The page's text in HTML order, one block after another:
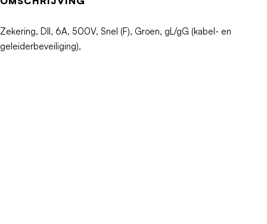
Gebruikscategorie volgens IEC
Zekering, DII, 6A, 500V, Snel (F), Groen, gL/gG (kabel- en
geleiderbeveiliging),